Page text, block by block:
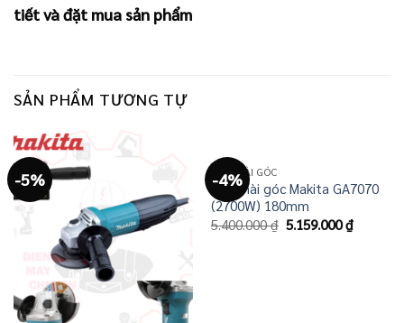
tiết và đặt mua sản phẩm
SẢN PHẨM TƯƠNG TỰ
-5% -4%
MÁY MÀI GÓC
Máy mài góc Makita GA7070
(2700W) 180mm
5.400.000₫ Giá
5.159.000₫Giá